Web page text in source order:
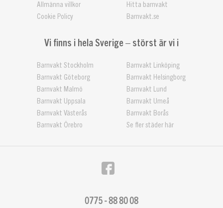
Allmänna villkor
Cookie Policy
Hitta barnvakt
Barnvakt.se
Vi finns i hela Sverige – störst är vi i
Barnvakt Stockholm
Barnvakt Göteborg
Barnvakt Malmö
Barnvakt Uppsala
Barnvakt Västerås
Barnvakt Örebro
Barnvakt Linköping
Barnvakt Helsingborg
Barnvakt Lund
Barnvakt Umeå
Barnvakt Borås
Se fler städer här
0775 - 88 80 08